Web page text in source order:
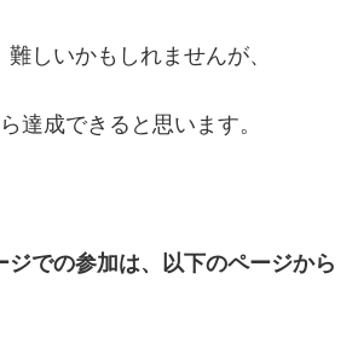
しいかもしれませんが、
達成できると思います。
ジでの参加は、以下のページから